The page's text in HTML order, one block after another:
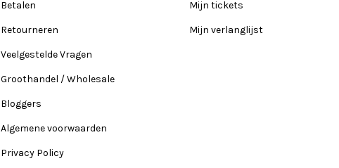
Betalen
Retourneren
Veelgestelde Vragen
Groothandel / Wholesale
Bloggers
Algemene voorwaarden
Privacy Policy
Mijn tickets
Mijn verlanglijst